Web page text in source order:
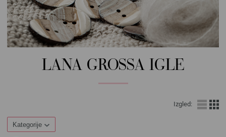
LANA GROSSA IGLE
Izgled:
Kategorije